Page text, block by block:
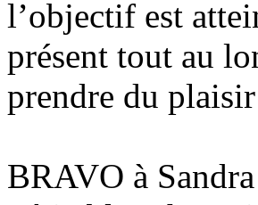
l’objectif est
présent tout au
prendre du
BRAVO à